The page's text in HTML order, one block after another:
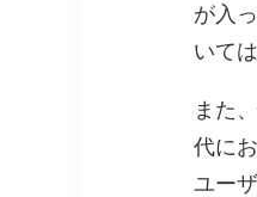
が入
いて
また
代に
ユー